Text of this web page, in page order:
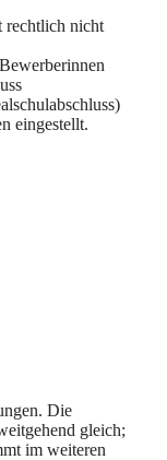
rechtlich nicht
eingestellt.
Die
gleich;
im weiteren